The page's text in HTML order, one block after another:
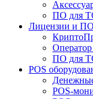
ПО для
Лицензии и ПО
ПО для
POS
POS-